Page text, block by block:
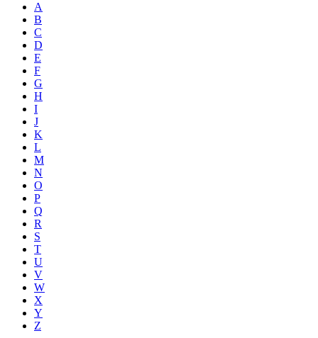
A
B
C
D
E
F
G
H
I
J
K
L
M
N
O
P
Q
R
S
T
U
V
W
X
Y
Z